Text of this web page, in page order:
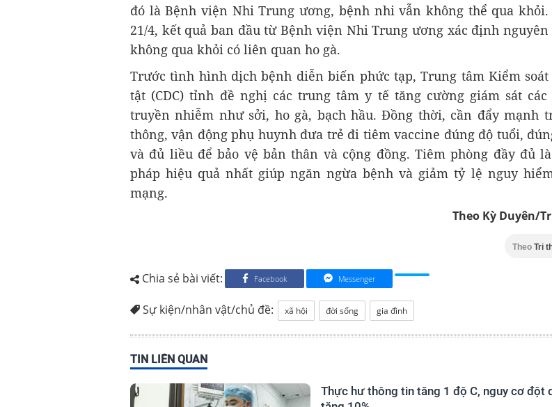
đó là Bệnh viện Nhi Trung ương, bệnh nhi vẫn không thể qua khỏi.
21/4, kết quả ban đầu từ Bệnh viện Nhi Trung ương xác định
không qua khỏi có liên quan ho gà.
Trước tình hình dịch bệnh diễn biến phức tạp, Trung tâm Kiểm soát
tật (CDC) tỉnh đề nghị các trung tâm y tế tăng cường giám sát các
truyền nhiễm như sởi, ho gà, bạch hầu. Đồng thời, cần đẩy mạnh
thông, vận động phụ huynh đưa trẻ đi tiêm vaccine đúng độ tuổi,
và đủ liều để bảo vệ bản thân và cộng đồng. Tiêm phòng đầy đủ
pháp hiệu quả nhất giúp ngăn ngừa bệnh và giảm tỷ lệ nguy
mạng.
Theo Kỳ Duyên/
Theo Tri
Chia sẻ bài viết: Facebook Messenger
Sự kiện/nhân vật/chủ đề: xã hội đời sống gia đình
TIN LIÊN QUAN
Thực hư thông tin tăng 1 độ C, nguy cơ đột